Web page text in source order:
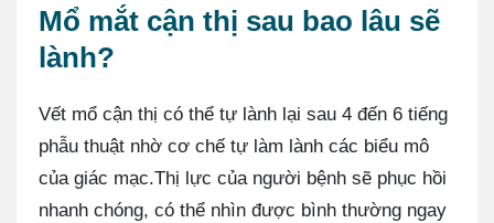
Mổ mắt cận thị sau bao lâu sẽ
lành?
Vết mổ cận thị có thể tự lành lại sau 4 đến 6 tiếng
phẫu thuật nhờ cơ chế tự làm lành các biểu mô
của giác mạc.Thị lực của người bệnh sẽ phục hồi
nhanh chóng, có thể nhìn được bình thường ngay